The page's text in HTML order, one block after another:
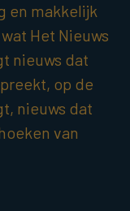
en makkelijk
Het Nieuws
nieuws dat
op de
nieuws dat
van